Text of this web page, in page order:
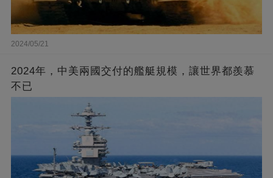
2024/05/21
2024年，中美兩國交付的艦艇規模，讓世界都羨慕
不已